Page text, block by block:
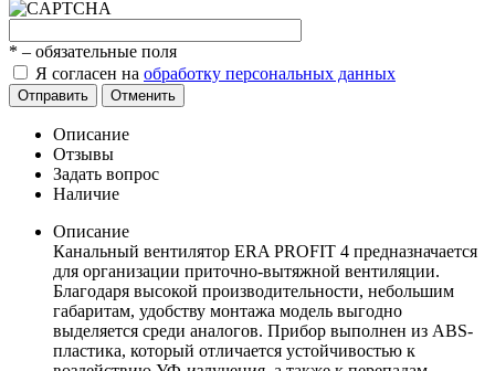
* – обязательные поля
Я согласен на обработку персональных данных
Отправить Отменить
Описание
Отзывы
Задать вопрос
Наличие
Описание
Канальный вентилятор ERA PROFIT 4 предназначается
для организации приточно-вытяжной вентиляции.
Благодаря высокой производительности, небольшим
габаритам, удобству монтажа модель выгодно
выделяется среди аналогов. Прибор выполнен из ABS-
пластика, который отличается устойчивостью к